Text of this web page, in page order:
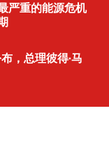
严重的能源危机
，总理彼得·马